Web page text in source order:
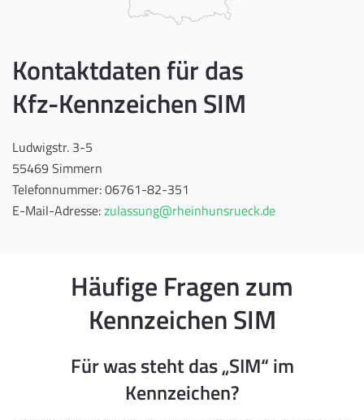
Kontaktdaten für das
Kfz-Kennzeichen SIM
Ludwigstr. 3-5
55469 Simmern
Telefonnummer: 06761-82-351
E-Mail-Adresse:zulassung@rheinhunsrueck.de
Häufige Fragen zum
Kennzeichen SIM
Für was steht das „SIM“ im
Kennzeichen?